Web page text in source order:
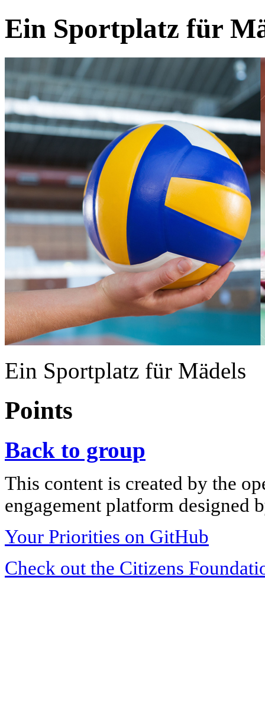
Ein Sportplatz für
Ein Sportplatz für Mädels
Points
Back to group
This content is created by the
engagement platform designed
Your Priorities on GitHub
Check out the Citizens